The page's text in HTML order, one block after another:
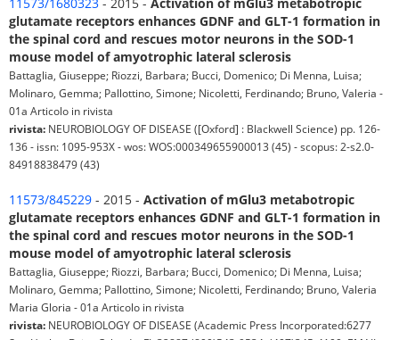
11573/1680323 - 2015 - Activation of mGlu3 metabotropic
glutamate receptors enhances GDNF and GLT-1 formation in
the spinal cord and rescues motor neurons in the SOD-1
mouse model of amyotrophic lateral sclerosis
Battaglia, Giuseppe; Riozzi, Barbara; Bucci, Domenico; Di Menna, Luisa;
Molinaro, Gemma; Pallottino, Simone; Nicoletti, Ferdinando; Bruno, Valeria -
01a Articolo in rivista
rivista: NEUROBIOLOGY OF DISEASE ([Oxford] : Blackwell Science) pp. 126-
136 - issn: 1095-953X - wos: WOS:000349655900013 (45) - scopus: 2-s2.0-
84918838479 (43)
11573/845229 - 2015 - Activation of mGlu3 metabotropic
glutamate receptors enhances GDNF and GLT-1 formation in
the spinal cord and rescues motor neurons in the SOD-1
mouse model of amyotrophic lateral sclerosis
Battaglia, Giuseppe; Riozzi, Barbara; Bucci, Domenico; Di Menna, Luisa;
Molinaro, Gemma; Pallottino, Simone; Nicoletti, Ferdinando; Bruno, Valeria
Maria Gloria - 01a Articolo in rivista
rivista: NEUROBIOLOGY OF DISEASE (Academic Press Incorporated:6277